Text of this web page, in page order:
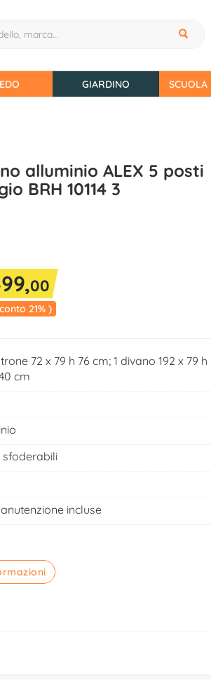
GIARDINO SCUOLA
alluminio ALEX 5 posti
BRH 10114 3
00
21% )
72 x 79 h 76 cm; 1 divano 192 x 79 h
cm
sfoderabili
incluse